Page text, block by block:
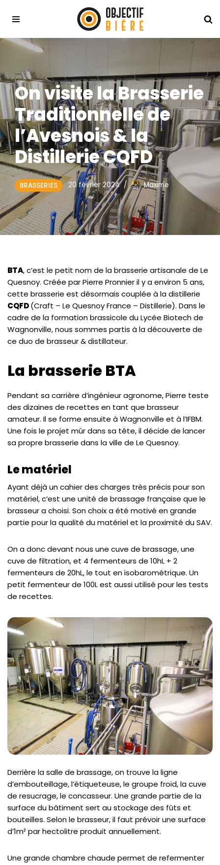
au
contenu
On visite la Brasserie
Traditionnelle de
l’Avesnois & la
Distillerie CQFD
BRASSERIES 20 février 2024 Maxime
BTA, c’est le petit nom de la brasserie artisanale de Le
Quesnoy. Créée par Pierre Pronnier il y a environ 5 ans,
cette brasserie est désormais couplée à la distillerie
CQFD(Craft – Le Quesnoy France – Distillerie). Dans le
cadre de la formation brassicole du Lycée Biotech de
Wagnonville, nous sommes partis à la découverte de
ce duo de brasseur & distillateur.
La brasserie BTA
Pendant sa carrière d’ingénieur agronome, Pierre teste
des dizaines de recettes en tant que brasseur
amateur. Il se forme ensuite à Wagnonville et à l’IFBM.
Une fois le projet mûr dans sa tête, il décide de lancer
sa propre brasserie dans la ville de Le Quesnoy.
Le matériel
Ayant déjà un cahier des charges très précis pour son
matériel, c’est une unité de brassage française que le
brasseur a choisi. Son choix a été motivé en grande
partie pour la qualité du matériel et la proximité du SAV.
On a donc devant nous une cuve de brassage, une
cuve de filtration, et 4 fermenteurs de 10hL + 2
fermenteurs de 20hL, le tout en isobarométrique. Un
petit fermenteur de 100L est aussi utilisé pour les tests
de recettes.
Derrière la salle de brassage, on trouve la ligne
d’embouteillage, l’étiqueteuse, le groupe froid, la cuve
de resucrage, le concasseur. Une grande partie de la
surface du bâtiment sert au stockage des fûts et
bouteilles. Selon le brasseur, il faut prévoir une surface
d’1m² par hectolitre produit annuellement.
Une grande chambre chaude permet de refermenter